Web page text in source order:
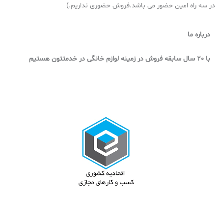
در سه راه امین حضور می باشد.فروش حضوری نداریم.)
درباره ما
با 20 سال سابقه فروش در زمینه لوازم خانگی در خدمتتون هستیم